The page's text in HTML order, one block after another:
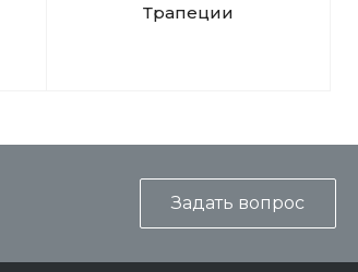
Трапеции
Задать вопрос